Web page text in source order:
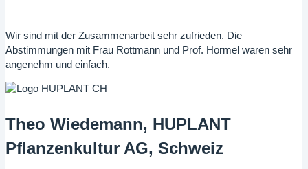
Wir sind mit der Zusammenarbeit sehr zufrieden. Die
Abstimmungen mit Frau Rottmann und Prof. Hormel waren sehr
angenehm und einfach.
Theo Wiedemann, HUPLANT
Pflanzenkultur AG, Schweiz